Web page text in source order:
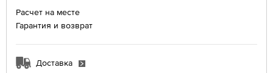
Расчет на месте
Гарантия и возврат
Доставка